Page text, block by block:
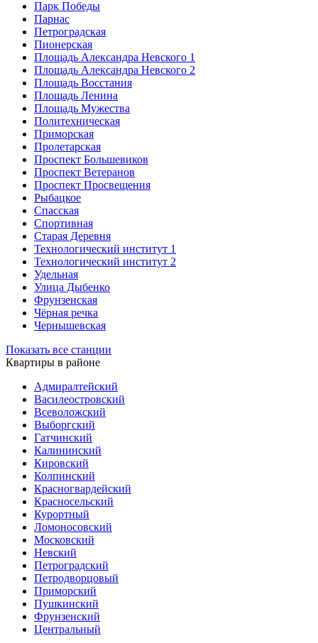
Парк Победы
Парнас
Петроградская
Пионерская
Площадь Александра Невского 1
Площадь Александра Невского 2
Площадь Восстания
Площадь Ленина
Площадь Мужества
Политехническая
Приморская
Пролетарская
Проспект Большевиков
Проспект Ветеранов
Проспект Просвещения
Рыбацкое
Спасская
Спортивная
Старая Деревня
Технологический институт 1
Технологический институт 2
Удельная
Улица Дыбенко
Фрунзенская
Чёрная речка
Чернышевская
Показать все станции
Квартиры в районе
Адмиралтейский
Василеостровский
Всеволожский
Выборгский
Гатчинский
Калининский
Кировский
Колпинский
Красногвардейский
Красносельский
Курортный
Ломоносовский
Московский
Невский
Петроградский
Петродворцовый
Приморский
Пушкинский
Фрунзенский
Центральный